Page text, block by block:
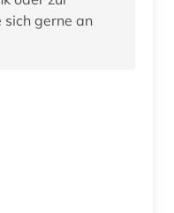
sich gerne an